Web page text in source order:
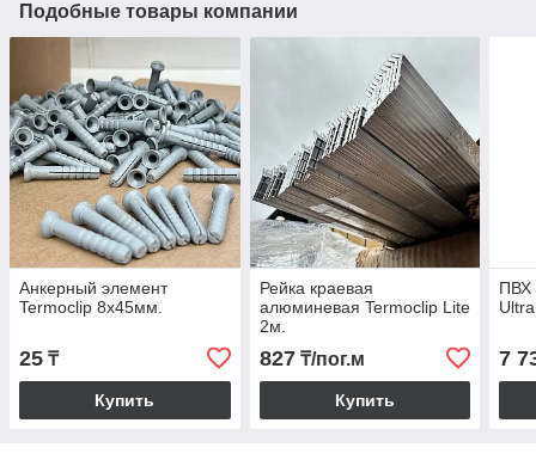
Подобные товары компании
Анкерный элемент
Termoclip 8х45мм.
25 ₸
Купить
Рейка краевая
алюминевая Termoclip Lite
2м.
827₸/пог.м
Купить
ПВХ
Ultra
7